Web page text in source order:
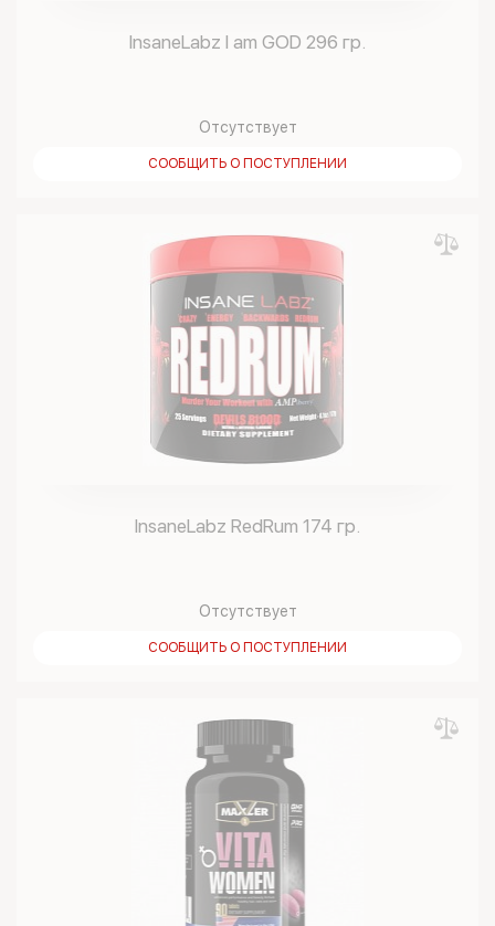
InsaneLabz I am GOD 296 гр.
Отсутствует
СООБЩИТЬ О ПОСТУПЛЕНИИ
InsaneLabz RedRum 174 гр.
Отсутствует
СООБЩИТЬ О ПОСТУПЛЕНИИ